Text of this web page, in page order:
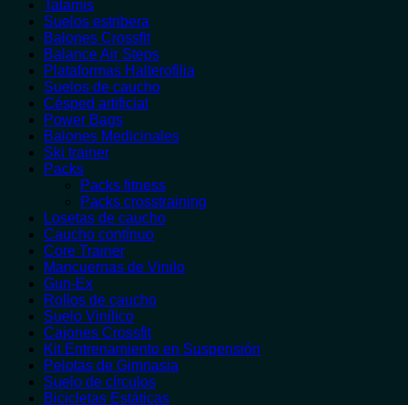
Tatamis
Suelos estribera
Balones Crossfit
Balance Air Steps
Plataformas Halterofilia
Suelos de caucho
Césped artificial
Power Bags
Balones Medicinales
Ski trainer
Packs
Packs fitness
Packs crosstraining
Losetas de caucho
Caucho contínuo
Core Trainer
Mancuernas de Vinilo
Gun-Ex
Rollos de caucho
Suelo Vinílico
Cajones Crossfit
Kit Entrenamiento en Suspensión
Pelotas de Gimnasia
Suelo de círculos
Bicicletas Estáticas